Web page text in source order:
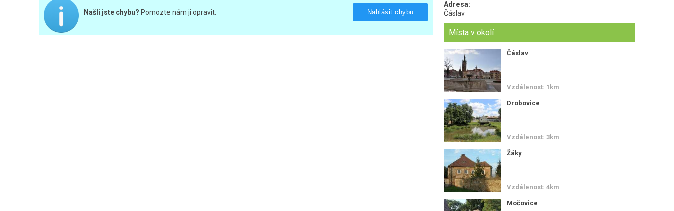
Našli jste chybu? Pomozte nám ji opravit. Nahlásit chybu
Adresa:
Čáslav
Místa v okolí
Čáslav
Vzdálenost: 1km
Drobovice
Vzdálenost: 3km
Žáky
Vzdálenost: 4km
Močovice